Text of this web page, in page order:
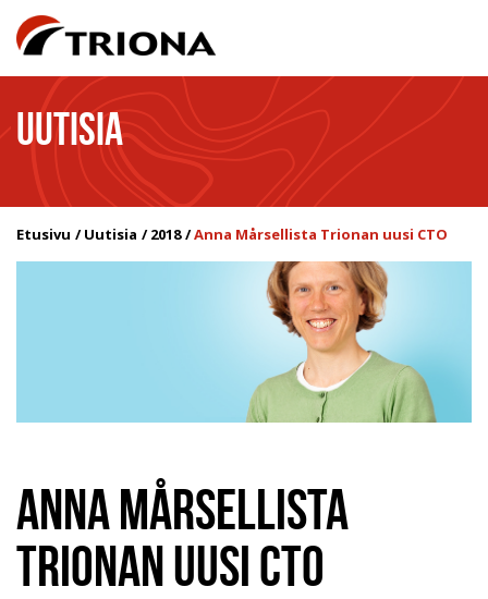
UUTISIA
Etusivu Uutisia 2018 Anna Mårsellista Trionan uusi CTO
ANNA MÅRSELLISTA
TRIONAN UUSI CTO